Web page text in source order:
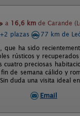
a 16,6 km de Carande
plazas
77 km de
que ha sido
rústicos y
preciosas
de semana cálido y
duda una visita ideal
Email